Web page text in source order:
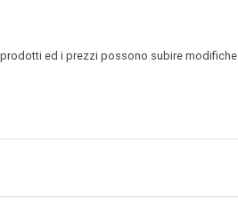
ed i prezzi possono subire modifiche.